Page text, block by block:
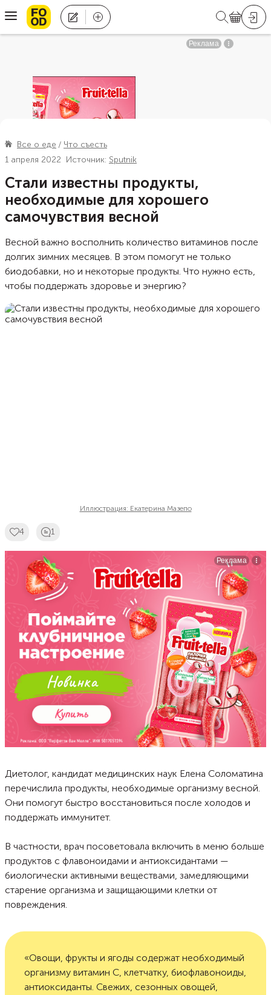
Все о еде
Что съесть
1 апреля 2022 Источник: Sputnik
Стали известны продукты,
необходимые для хорошего
самочувствия весной
Весной важно восполнить количество витаминов после
долгих зимних месяцев. В этом помогут не только
биодобавки, но и некоторые продукты. Что нужно есть,
чтобы поддержать здоровье и энергию?
Иллюстрация: Екатерина Мазепо
4 1
Диетолог, кандидат медицинских наук Елена Соломатина
перечислила продукты, необходимые организму весной.
Они помогут быстро восстановиться после холодов и
поддержать иммунитет.
В частности, врач посоветовала включить в меню больше
продуктов с флавоноидами и антиоксидантами —
биологически активными веществами, замедляющими
старение организма и защищающими клетки от
повреждения.
«Овощи, фрукты и ягоды содержат необходимый
организму витамин С, клетчатку, биофлавоноиды,
антиоксиданты. Свежих, сезонных овощей,